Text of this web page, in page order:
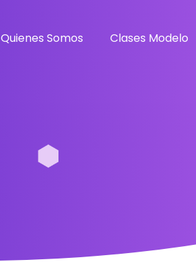
Quienes Somos Clases Modelo